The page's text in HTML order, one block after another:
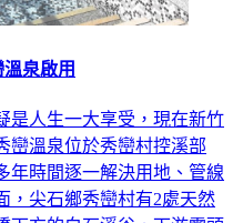
泉啟用
是人生一大享受，現在新竹
巒溫泉位於秀巒村控溪部
年時間逐一解決用地、管線
，尖石鄉秀巒村有2處天然